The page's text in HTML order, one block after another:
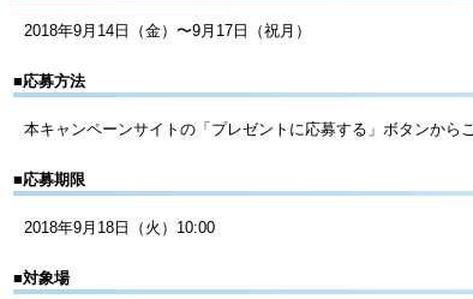
2018年9月14日（金）〜9月17日（祝月）
■応募方法
本キャンペーンサイトの「プレゼントに応募する」ボタンか
■応募期限
2018年9月18日（火）10:00
■対象場